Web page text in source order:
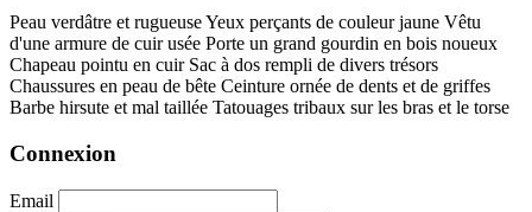
Peau verdâtre et rugueuseYeux perçants de couleur jaune Vêtu
d'une armure de cuir usée Porte un grand gourdin en bois noueux
Chapeau pointu en cuir Sac à dos rempli de divers trésors
Chaussures en peau de bête Ceinture ornée de dents et de griffes
Barbe hirsute et mal taillée Tatouages tribaux sur les bras et le torse
Connexion
Email